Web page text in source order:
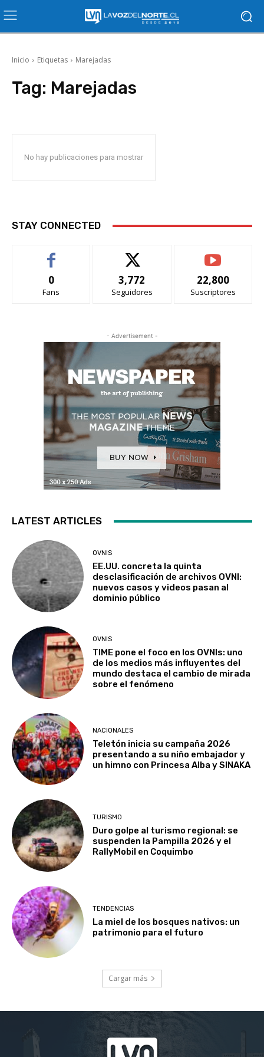
Inicio Etiquetas Marejadas
Tag: Marejadas
No hay publicaciones para mostrar
STAY CONNECTED
0
Fans
3,772
Seguidores
22,800
Suscriptores
- Advertisement -
LATEST ARTICLES
OVNIS
EE.UU. concreta la quinta
desclasificación de archivos OVNI:
nuevos casos y videos pasan al
dominio público
OVNIS
TIME pone el foco en los OVNIs: uno
de los medios más influyentes del
mundo destaca el cambio de mirada
sobre el fenómeno
NACIONALES
Teletón inicia su campaña 2026
presentando a su niño embajador y
un himno con Princesa Alba y SINAKA
TURISMO
Duro golpe al turismo regional: se
suspenden la Pampilla 2026 y el
RallyMobil en Coquimbo
TENDENCIAS
La miel de los bosques nativos: un
patrimonio para el futuro
Cargar más